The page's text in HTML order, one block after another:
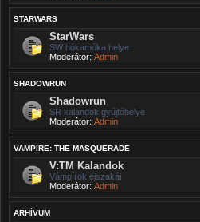
STARWARS
StarWars
SW hókamóka helye
Moderátor: Admin
SHADOWRUN
Shadowrun
SR kalandok gyűjtőhelye
Moderátor: Admin
VAMPIRE: THE MASQUERADE
V:TM Kalandok
Vámpírok éjszakái
Moderátor: Admin
ARHÍVUM